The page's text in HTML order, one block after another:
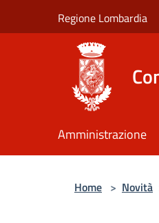
Regione Lombardia
Amministrazione
Home > Novità